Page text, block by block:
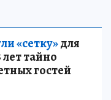
«сетку»для
тайно
гостей